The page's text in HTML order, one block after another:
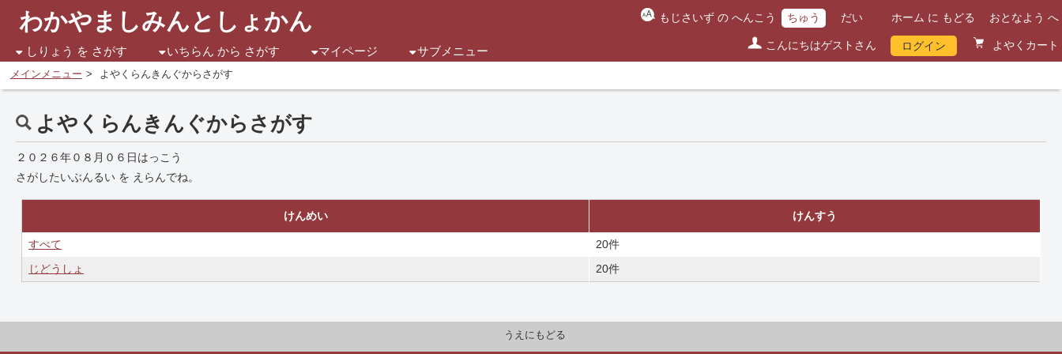
わかやましみんとしょかん
しりょう を さがす いちらん から さがす マイページ サブメニュー
もじさいず の へんこう ちゅう だい ホーム に もどる おとなよう へ
こんにちはゲストさん ログイン よやくカート
メインメニュー よやくらんきんぐからさがす
よやくらんきんぐからさがす
２０２６年０８月０６日はっこう
さがしたいぶんるい を えらんでね。
けんめい けんすう
すべて
20件
じどうしょ
20件
うえにもどる